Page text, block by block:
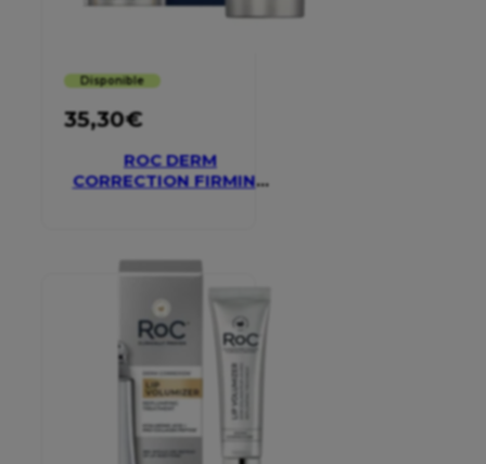
Disponible
35,30€
ROC DERM
CORRECTION FIRMING